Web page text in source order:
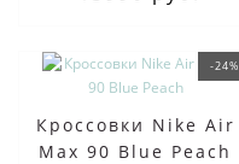
-24%
Кроссовки Nike Air
Max 90 Blue Peach